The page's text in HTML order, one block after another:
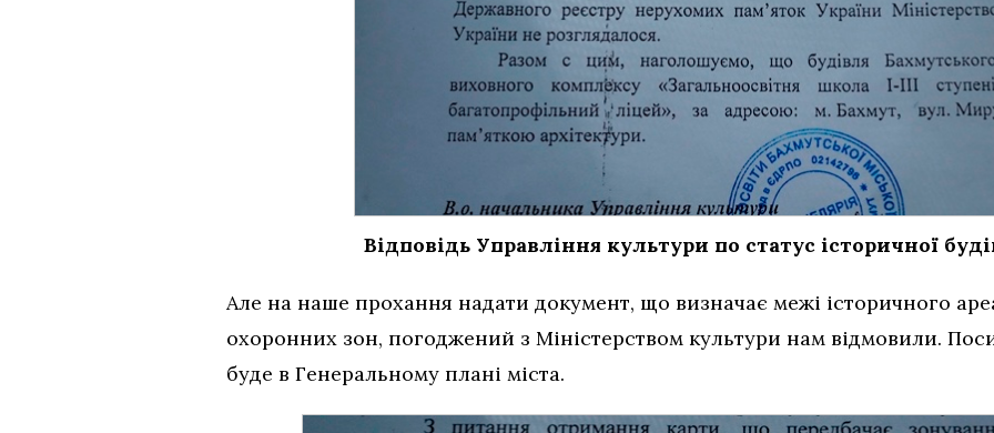
Відповідь Управління культури по статус історичної
Але на наше прохання надати документ, що визначає межі історичного
охоронних зон, погоджений з Міністерством культури нам відмовили.
буде в Генеральному плані міста.